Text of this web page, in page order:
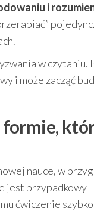
i
w czytaniu.
i może zacząć
formie,
nauce, w
jest przypadkowy –
ćwiczenie